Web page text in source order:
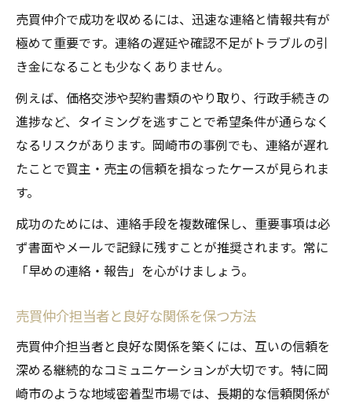
売買仲介で成功を収めるには、迅速な連絡と情報共有が
極めて重要です。連絡の遅延や確認不足がトラブルの引
き金になることも少なくありません。
例えば、価格交渉や契約書類のやり取り、行政手続きの
進捗など、タイミングを逃すことで希望条件が通らなく
なるリスクがあります。岡崎市の事例でも、連絡が遅れ
たことで買主・売主の信頼を損なったケースが見られま
す。
成功のためには、連絡手段を複数確保し、重要事項は必
ず書面やメールで記録に残すことが推奨されます。常に
「早めの連絡・報告」を心がけましょう。
売買仲介担当者と良好な関係を保つ方法
売買仲介担当者と良好な関係を築くには、互いの信頼を
深める継続的なコミュニケーションが大切です。特に岡
崎市のような地域密着型市場では、長期的な信頼関係が